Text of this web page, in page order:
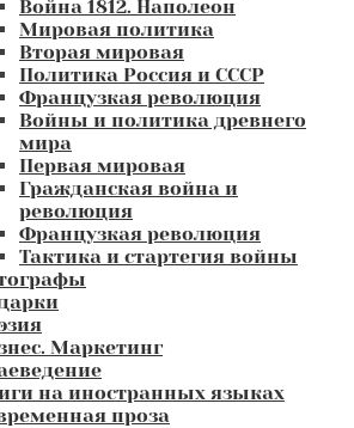
Война 1812. Наполеон
Мировая политика
Вторая мировая
Политика Россия и СССР
Французкая революция
Войны и политика древнего
мира
Первая мировая
Гражданская война и
революция
Французкая революция
Тактика и стартегия войны
Маркетинг
на иностранных языках
проза